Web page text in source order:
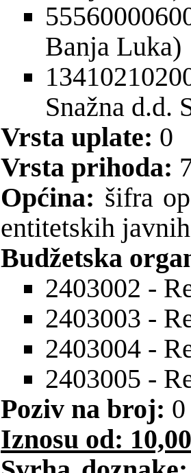
Banja Luka)
Snažna d.d.
Vrsta uplate: 0
Vrsta prihoda:
Općina: šifra
entitetskih
Budžetska
2403002 -
2403003 -
2403004 -
2403005 -
Poziv na broj: 0
Iznosu od: